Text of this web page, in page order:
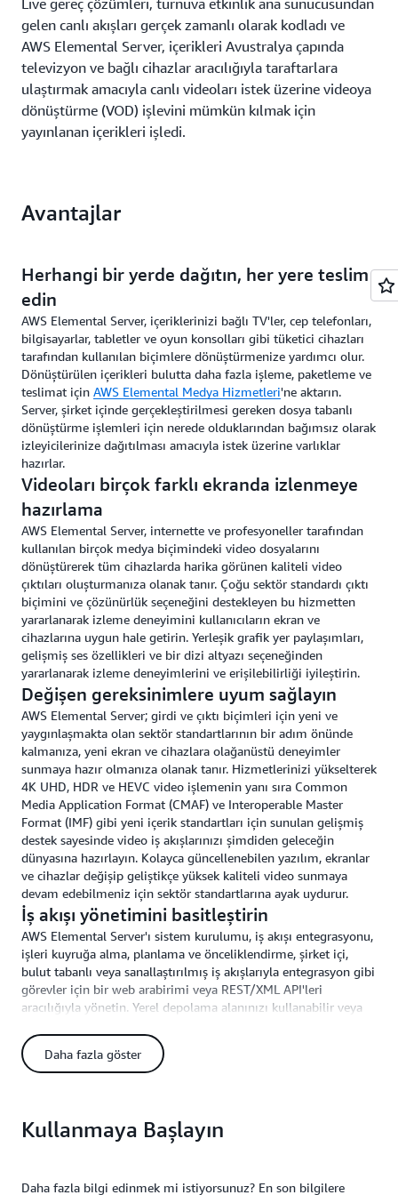
Live gereç çözümleri, turnuva etkinlik ana sunucusundan
gelen canlı akışları gerçek zamanlı olarak kodladı ve
AWS Elemental Server, içerikleri Avustralya çapında
televizyon ve bağlı cihazlar aracılığıyla taraftarlara
ulaştırmak amacıyla canlı videoları istek üzerine videoya
dönüştürme (VOD) işlevini mümkün kılmak için
yayınlanan içerikleri işledi.
Avantajlar
Herhangi bir yerde dağıtın, her yere teslim
edin
AWS Elemental Server, içeriklerinizi bağlı TV'ler, cep telefonları,
bilgisayarlar, tabletler ve oyun konsolları gibi tüketici cihazları
tarafından kullanılan biçimlere dönüştürmenize yardımcı olur.
Dönüştürülen içerikleri bulutta daha fazla işleme, paketleme ve
teslimat için AWS Elemental Medya Hizmetleri'ne aktarın.
Server, şirket içinde gerçekleştirilmesi gereken dosya tabanlı
dönüştürme işlemleri için nerede olduklarından bağımsız olarak
izleyicilerinize dağıtılması amacıyla istek üzerine varlıklar
hazırlar.
Videoları birçok farklı ekranda izlenmeye
hazırlama
AWS Elemental Server, internette ve profesyoneller tarafından
kullanılan birçok medya biçimindeki video dosyalarını
dönüştürerek tüm cihazlarda harika görünen kaliteli video
çıktıları oluşturmanıza olanak tanır. Çoğu sektör standardı çıktı
biçimini ve çözünürlük seçeneğini destekleyen bu hizmetten
yararlanarak izleme deneyimini kullanıcıların ekran ve
cihazlarına uygun hale getirin. Yerleşik grafik yer paylaşımları,
gelişmiş ses özellikleri ve bir dizi altyazı seçeneğinden
yararlanarak izleme deneyimlerini ve erişilebilirliği iyileştirin.
Değişen gereksinimlere uyum sağlayın
AWS Elemental Server; girdi ve çıktı biçimleri için yeni ve
yaygınlaşmakta olan sektör standartlarının bir adım önünde
kalmanıza, yeni ekran ve cihazlara olağanüstü deneyimler
sunmaya hazır olmanıza olanak tanır. Hizmetlerinizi yükselterek
4K UHD, HDR ve HEVC video işlemenin yanı sıra Common
Media Application Format (CMAF) ve Interoperable Master
Format (IMF) gibi yeni içerik standartları için sunulan gelişmiş
destek sayesinde video iş akışlarınızı şimdiden geleceğin
dünyasına hazırlayın. Kolayca güncellenebilen yazılım, ekranlar
ve cihazlar değişip geliştikçe yüksek kaliteli video sunmaya
devam edebilmeniz için sektör standartlarına ayak uydurur.
İş akışı yönetimini basitleştirin
AWS Elemental Server'ı sistem kurulumu, iş akışı entegrasyonu,
işleri kuyruğa alma, planlama ve önceliklendirme, şirket içi,
bulut tabanlı veya sanallaştırılmış iş akışlarıyla entegrasyon gibi
görevler için bir web arabirimi veya REST/XML API'leri
aracılığıyla yönetin. Yerel depolama alanınızı kullanabilir veya
esnek medya depolama seçeneklerinden yararlanabilirsiniz.
Kurulum süresini azaltmak, bakım görevlerini basitleştirmek ve
yükseltme işlemlerini merkezi hale getirmek için dağıtımların
Mükemmel kalite sunun
Yüksek kaliteli ön işleme süreci, video girdilerini farklı çıktı
sayesinde görüntü kalitesi tutarlı olarak yüksek olur, ağ bant
Daha fazla göster
Kullanmaya Başlayın
Daha fazla bilgi edinmek mi istiyorsunuz? En son bilgilere